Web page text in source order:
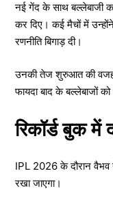
नई गेंद के साथ बल्लेबाजी
कर दिए। कई मैचों में
रणनीति बिगाड़ दी।
उनकी तेज शुरुआत की वजह
फायदा बाद के बल्लेबाजों को
रिकॉर्ड बुक में
IPL 2026 के दौरान वैभव
रखा जाएगा।